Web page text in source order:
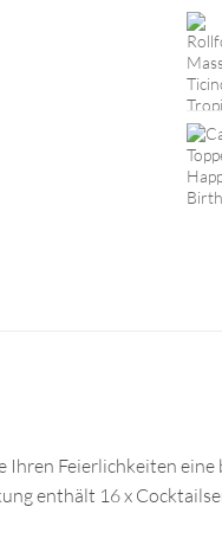
Ihren Feierlichkeiten
enthält 16 x